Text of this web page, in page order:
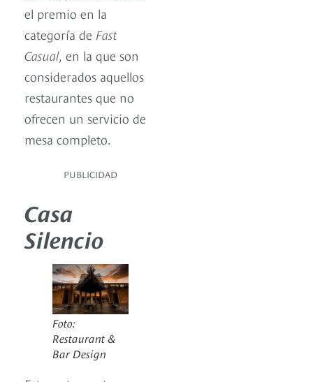
el premio en la
categoría de Fast
Casual, en la que son
considerados aquellos
restaurantes que no
ofrecen un servicio de
mesa completo.
PUBLICIDAD
Casa
Silencio
Foto:
Restaurant &
Bar Design